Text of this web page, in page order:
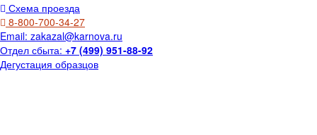
Схема проезда
8-800-700-34-27
Email: zakazal@karnova.ru
Отдел сбыта: +7 (499) 951-88-92
Дегустация образцов